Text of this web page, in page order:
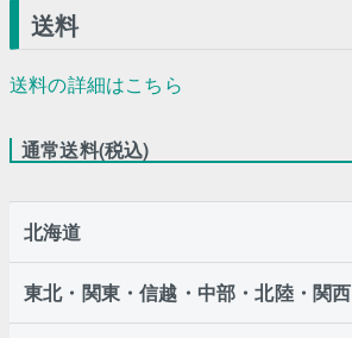
送料
送料の詳細はこちら
通常送料(税込)
北海道
東北・関東・信越・中部・北陸・関西